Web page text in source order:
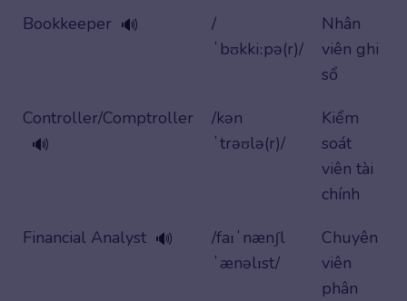
Bookkeeper 🔊
/
ˈbʊkkiːpə(r)/
Nhân
viên ghi
sổ
Controller/Comptroller
🔊
/kən
ˈtrəʊlə(r)/
Kiểm
soát
viên tài
chính
Financial Analyst 🔊
/faɪˈnænʃl
ˈænəlɪst/
Chuyên
viên
phân